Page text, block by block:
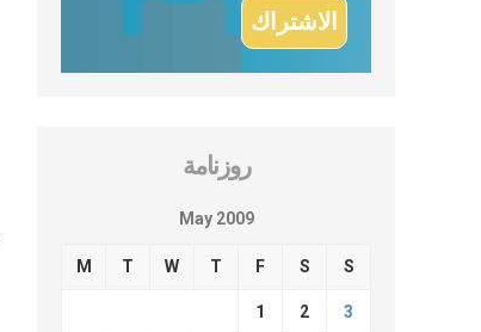
روزنامة
May 2009
M T W T F S S
1 2 3